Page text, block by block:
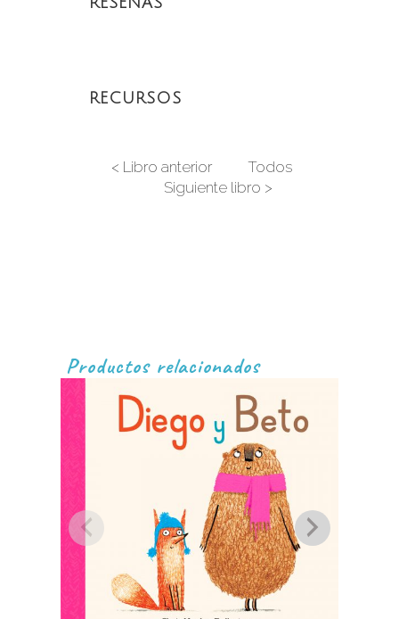
RECURSOS
< Libro anterior
Todos
Siguiente libro >
Productos relacionados